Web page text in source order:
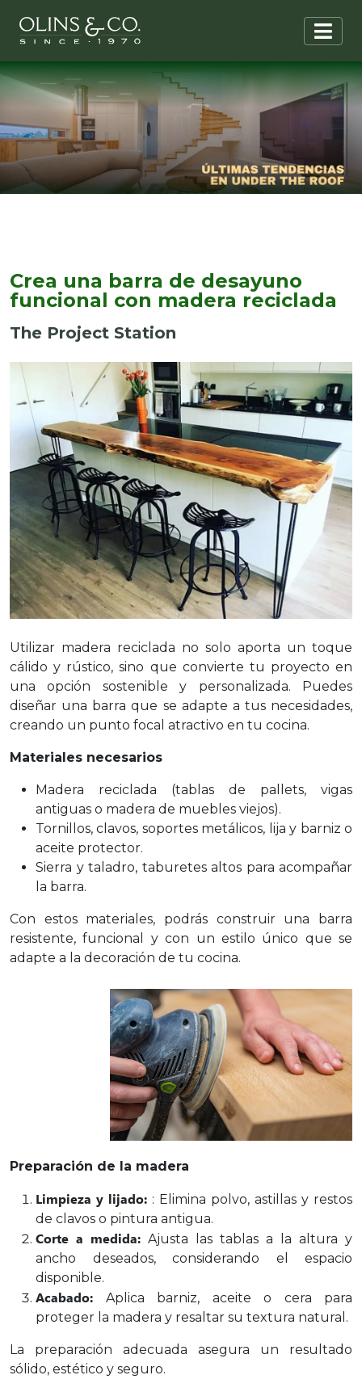
Crea una barra de desayuno
funcional con madera reciclada
The Project Station
Utilizar madera reciclada no solo aporta un toque
cálido y rústico, sino que convierte tu proyecto en
una opción sostenible y personalizada. Puedes
diseñar una barra que se adapte a tus necesidades,
creando un punto focal atractivo en tu cocina.
Materiales necesarios
Madera reciclada (tablas de pallets, vigas
antiguas o madera de muebles viejos).
Tornillos, clavos, soportes metálicos, lija y barniz o
aceite protector.
Sierra y taladro, taburetes altos para acompañar
la barra.
Con estos materiales, podrás construir una barra
resistente, funcional y con un estilo único que se
adapte a la decoración de tu cocina.
Preparación de la madera
Limpieza y lijado: : Elimina polvo, astillas y restos
de clavos o pintura antigua.
Corte a medida: Ajusta las tablas a la altura y
ancho deseados, considerando el espacio
disponible.
Acabado: Aplica barniz, aceite o cera para
proteger la madera y resaltar su textura natural.
La preparación adecuada asegura un resultado
sólido, estético y seguro.